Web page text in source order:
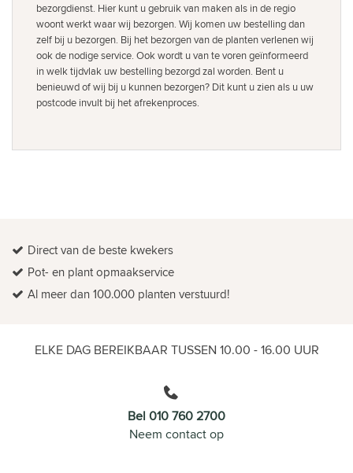
bezorgdienst. Hier kunt u gebruik van maken als in de regio
woont werkt waar wij bezorgen. Wij komen uw bestelling dan
zelf bij u bezorgen. Bij het bezorgen van de planten verlenen wij
ook de nodige service. Ook wordt u van te voren geïnformeerd
in welk tijdvlak uw bestelling bezorgd zal worden. Bent u
benieuwd of wij bij u kunnen bezorgen? Dit kunt u zien als u uw
postcode invult bij het afrekenproces.
Direct van de beste kwekers
Pot- en plant opmaakservice
Al meer dan 100.000 planten verstuurd!
ELKE DAG BEREIKBAAR TUSSEN 10.00 - 16.00 UUR
Bel 010 760 2700
Neem contact op